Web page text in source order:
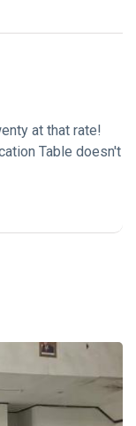
at that rate!
Table doesn't